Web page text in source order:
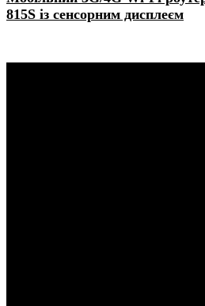
815S із сенсорним дисплеєм